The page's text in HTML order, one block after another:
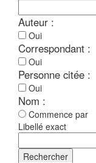
Auteur :
Oui
Correspondant :
Oui
Personne citée :
Oui
Nom :
Commence par
Libellé exact
Rechercher